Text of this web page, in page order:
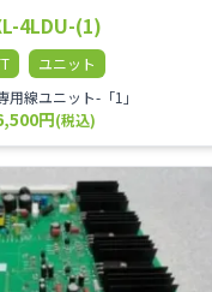
4LDU-(1)
ユニット
用線ユニット-「1」
円(税込)